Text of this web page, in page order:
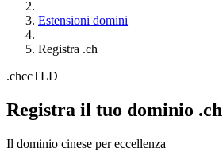
Estensioni domini
Registra .ch
.chccTLD
Registra il tuo dominio .ch
Il dominio cinese per eccellenza